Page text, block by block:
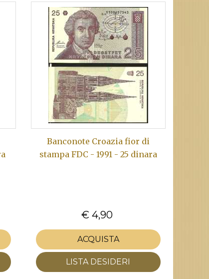
Banconote Croazia fior di
stampa FDC - 1991 - 25 dinara
€ 4,90
ACQUISTA
LISTA DESIDERI